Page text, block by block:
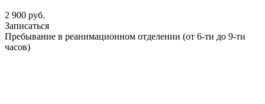
2 900 руб.
Записаться
Пребывание в реанимационном отделении (от 6-ти до 9-ти
часов)